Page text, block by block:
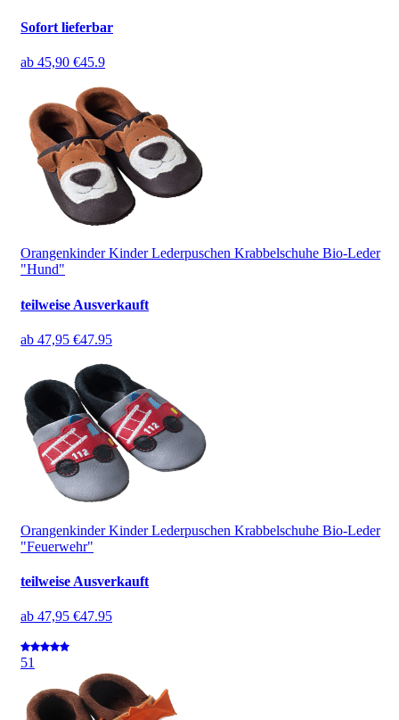
Sofort lieferbar
ab 45,90 €45.9
Orangenkinder Kinder Lederpuschen Krabbelschuhe Bio-Leder
"Hund"
teilweise Ausverkauft
ab 47,95 €47.95
Orangenkinder Kinder Lederpuschen Krabbelschuhe Bio-Leder
"Feuerwehr"
teilweise Ausverkauft
ab 47,95 €47.95
51